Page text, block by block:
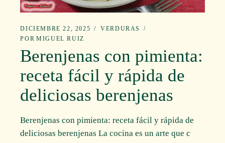
DICIEMBRE 22, 2025
VERDURAS
POR MIGUEL RUIZ
Berenjenas con pimienta:
receta fácil y rápida de
deliciosas berenjenas
Berenjenas con pimienta: receta fácil y rápida de
deliciosas berenjenas La cocina es un arte que c